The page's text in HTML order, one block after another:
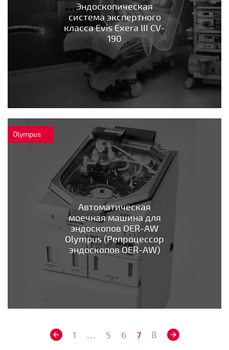
Эндоскопическая
система экспертного
класса Evis Exera III CV-
190
Olympus
Автоматическая
моечная машина для
эндоскопов OER-AW
Olympus (Репроцессор
эндоскопов OER-AW)
1 … 5 6 7 8